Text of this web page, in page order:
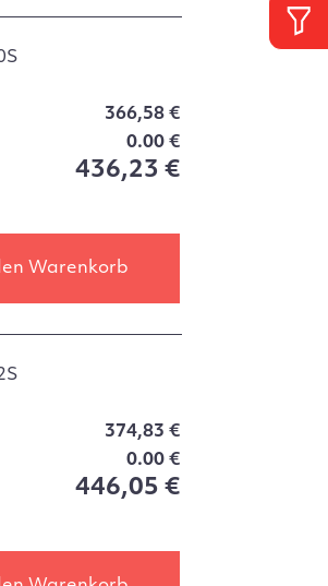
366,58 €
0.00 €
436,23 €
Warenkorb
374,83 €
0.00 €
446,05 €